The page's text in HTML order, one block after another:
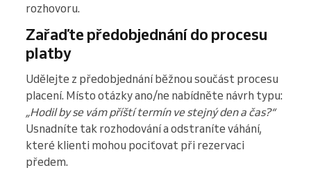
rozhovoru.
Zařaďte předobjednání do procesu
platby
Udělejte z předobjednání běžnou součást procesu
placení. Místo otázky ano/ne nabídněte návrh typu:
„Hodil by se vám příští termín ve stejný den a čas?“
Usnadníte tak rozhodování a odstraníte váhání,
které klienti mohou pociťovat při rezervaci
předem.